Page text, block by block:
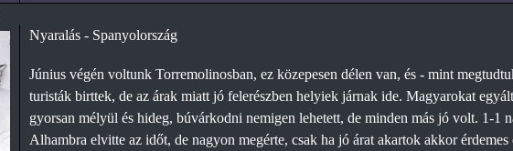
Nyaralás - Spanyolország
Június végén voltunk Torremolinosban, ez közepesen délen van, és - mint
turisták birttek, de az árak miatt jó felerészben helyiek járnak ide. Magyarokat
gyorsan mélyül és hideg, búvárkodni nemigen lehetett, de minden más jó volt. 1-1
Alhambra elvitte az időt, de nagyon megérte, csak ha jó árat akartok akkor